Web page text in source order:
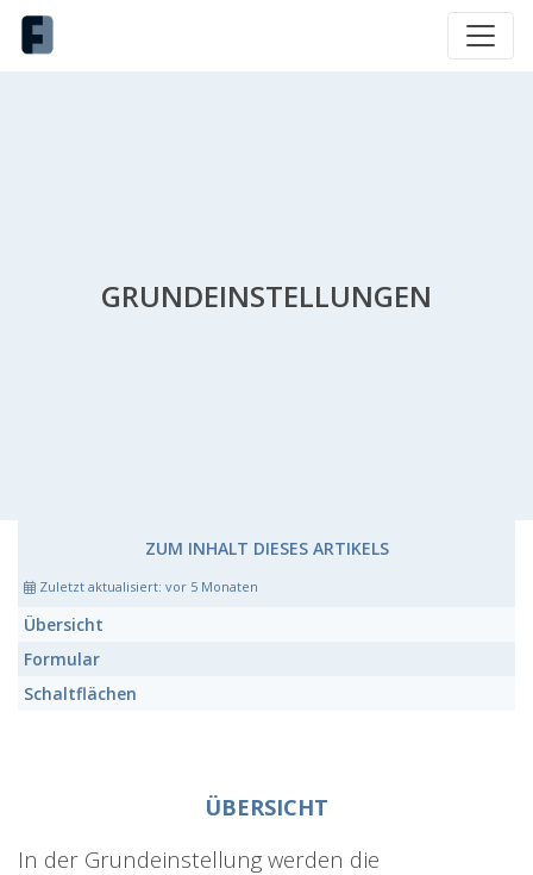
GRUNDEINSTELLUNGEN
ZUM INHALT DIESES ARTIKELS
Zuletzt aktualisiert: vor 5 Monaten
Übersicht
Formular
Schaltflächen
ÜBERSICHT
In der Grundeinstellung werden die